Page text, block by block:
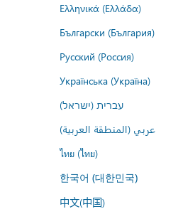
Ελληνικά (Ελλάδα)
Български (България)
Русский (Россия)
Українська (Україна)
עברית (ישראל)
عربي (المنطقة العربية)
ไทย (ไทย)
한국어 (대한민국)
中文(中国)